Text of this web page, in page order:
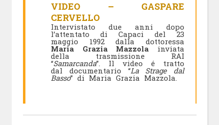
VIDEO – GASPARE
CERVELLO
Intervistato due anni dopo
l’attentato di Capaci del 23
maggio 1992 dalla dottoressa
Maria Grazia Mazzola inviata
della trasmissione RAI
“Samarcanda”. Il video é tratto
dal documentario “La Strage dal
Basso” di Maria Grazia Mazzola.